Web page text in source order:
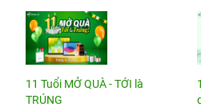
11 Tuổi MỞ QUÀ - TỚI là
TRÚNG